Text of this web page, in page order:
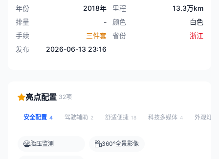
年份 2018年 里程
13.3万km
排量
- 颜色
白色
手续
三件套 省份
浙江
发布
2026-06-13 23:16
亮点配置 32项
安全配置 4 驾驶辅助 2 舒适便捷 18 科技多媒体 4 外观灯光
胎压监测 360°全景影像